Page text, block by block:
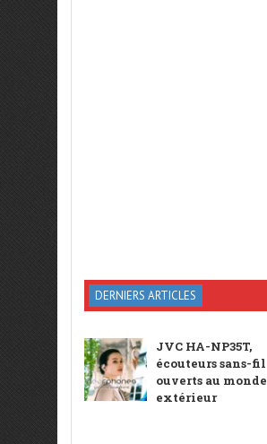
DERNIERS ARTICLES
JVC HA-NP35T,
écouteurs sans-fil
ouverts au monde
extérieur